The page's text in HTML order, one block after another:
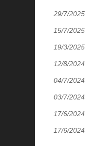
29/7/2025
15/7/2025
19/3/2025
12/8/2024
04/7/2024
03/7/2024
17/6/2024
17/6/2024